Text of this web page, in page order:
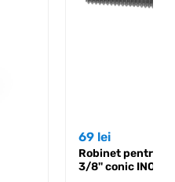
69 lei
Robinet pentru
3/8'' conic INOX